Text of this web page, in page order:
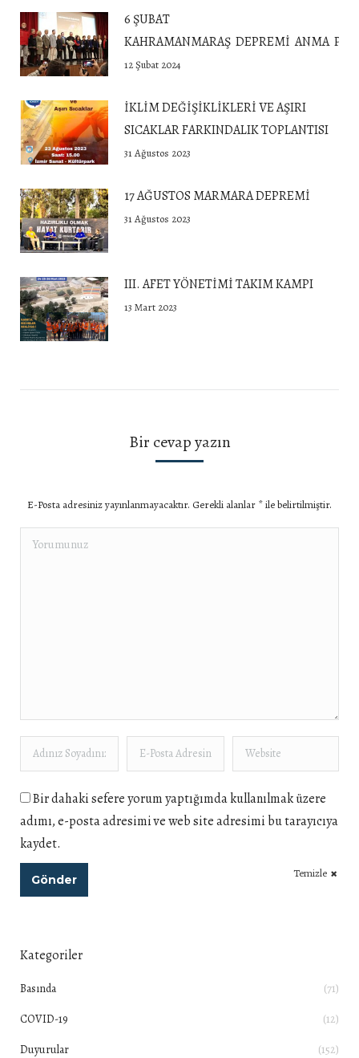
6 ŞUBAT
KAHRAMANMARAŞ DEPREMİ ANMA
12 Şubat 2024
İKLİM DEĞİŞİKLİKLERİ VE AŞIRI
SICAKLAR FARKINDALIK TOPLANTISI
31 Ağustos 2023
17 AĞUSTOS MARMARA DEPREMİ
31 Ağustos 2023
III. AFET YÖNETİMİ TAKIM KAMPI
13 Mart 2023
Bir cevap yazın
E-Posta adresiniz yayınlanmayacaktır. Gerekli alanlar *ile belirtilmiştir.
Yorumunuz
Adınız Soyadınız * E-Posta Adresiniz * Website
Bir dahaki sefere yorum yaptığımda kullanılmak üzere
adımı, e-posta adresimi ve web site adresimi bu tarayıcıya
kaydet.
Temizle
Gönder
Kategoriler
Basında
(71)
COVID-19
(12)
Duyurular
(152)